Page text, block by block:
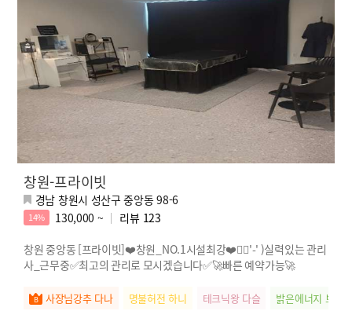
창원-프라이빗
경남 창원시 성산구 중앙동 98-6
14% 130,000 ~ 리뷰 123
창원 중앙동 [프라이빗]❤️창원_NO.1시설최강❤️🖐🏻'-' )실력있는 관리
사_근무중✅최고의 관리로 모시겠습니다✅🚀빠른 예약가능🚀
사장님강추 다나 명불허전 하니 테크닉왕 다슬 밝은에너지 보브